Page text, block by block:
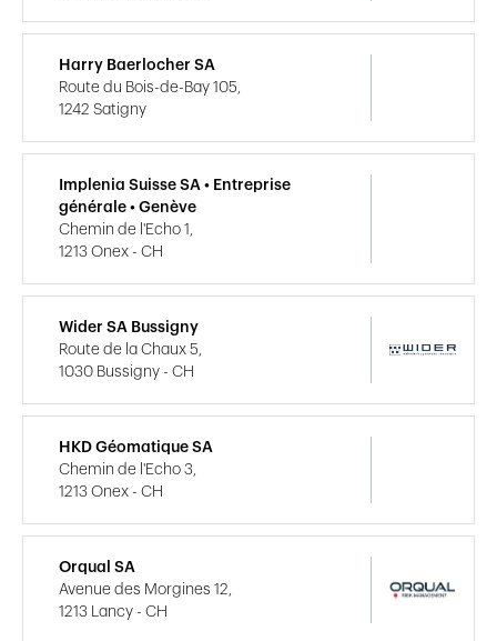
Harry Baerlocher SA
Route du Bois-de-Bay 105,
1242 Satigny
Implenia Suisse SA • Entreprise
générale • Genève
Chemin de l'Echo 1,
1213 Onex - CH
Wider SA Bussigny
Route de la Chaux 5,
1030 Bussigny - CH
HKD Géomatique SA
Chemin de l'Echo 3,
1213 Onex - CH
Orqual SA
Avenue des Morgines 12,
1213 Lancy - CH